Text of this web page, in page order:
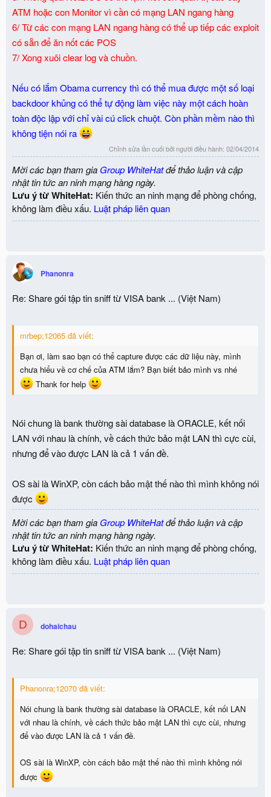
ATM hoặc con Monitor vì cần có mạng LAN ngang hàng
6/ Từ các con mạng LAN ngang hàng có thể up tiếp các exploit
có sẵn để ăn nốt các POS
7/ Xong xuôi clear log và chuồn.
Nếu có lắm Obama currency thì có thể mua được một số loại
backdoor khủng có thể tự động làm việc này một cách hoàn
toàn độc lập với chỉ vài cú click chuột. Còn phần mềm nào thì
không tiện nói ra
Chỉnh sửa lần cuối bởi người điều hành: 02/04/2014
Mời các bạn tham gia Group WhiteHatđể thảo luận và cập
nhật tin tức an ninh mạng hàng ngày.
Lưu ý từ WhiteHat: Kiến thức an ninh mạng để phòng chống,
không làm điều xấu. Luật pháp liên quan
Phanonra
Re: Share gói tập tin sniff từ VISA bank ... (Việt Nam)
mrbep;12065 đã viết:
Bạn ơi, làm sao bạn có thể capture được các dữ liệu này, mình
chưa hiểu về cơ chế của ATM lắm? Bạn biết bảo mình vs nhé
Thank for help
Nói chung là bank thường sài database là ORACLE, kết nối
LAN với nhau là chính, về cách thức bảo mật LAN thì cực cùi,
nhưng để vào được LAN là cả 1 vấn đề.
OS sài là WinXP, còn cách bảo mật thế nào thì mình không nói
được
Mời các bạn tham gia Group WhiteHatđể thảo luận và cập
nhật tin tức an ninh mạng hàng ngày.
Lưu ý từ WhiteHat: Kiến thức an ninh mạng để phòng chống,
không làm điều xấu. Luật pháp liên quan
D dohaichau
Re: Share gói tập tin sniff từ VISA bank ... (Việt Nam)
Phanonra;12070 đã viết:
Nói chung là bank thường sài database là ORACLE, kết nối LAN
với nhau là chính, về cách thức bảo mật LAN thì cực cùi, nhưng
để vào được LAN là cả 1 vấn đề.
OS sài là WinXP, còn cách bảo mật thế nào thì mình không nói
được